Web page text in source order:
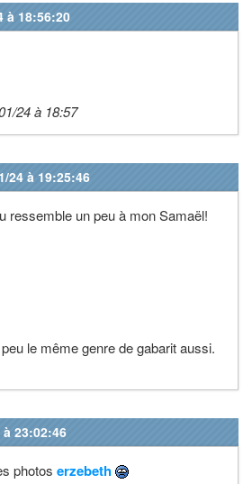
à 18:56:20
24 à 18:57
24 à 19:25:46
ressemble un peu à mon Samaël!
le même genre de gabarit aussi.
à 23:02:46
photos erzebeth